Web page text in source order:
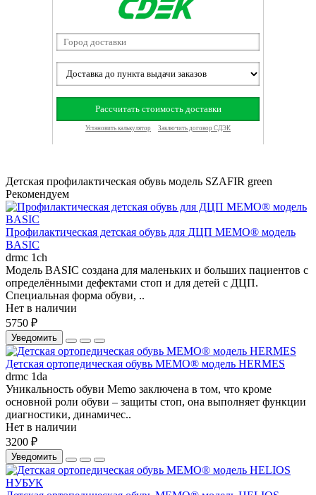
Детская профилактическая обувь модель SZAFIR green
Рекомендуем
Профилактическая детская обувь для ДЦП MEMO® модель
BASIC
drmc 1ch
Модель BASIC создана для маленьких и больших пациентов с
определёнными дефектами стоп и для детей с ДЦП.
Специальная форма обуви, ..
Нет в наличии
5750 ₽
Уведомить
Детская ортопедическая обувь MEMO® модель HERMES
drmc 1da
Уникальность обуви Memo заключена в том, что кроме
основной роли обуви – защиты стоп, она выполняет функции
диагностики, динамичес..
Нет в наличии
3200 ₽
Уведомить